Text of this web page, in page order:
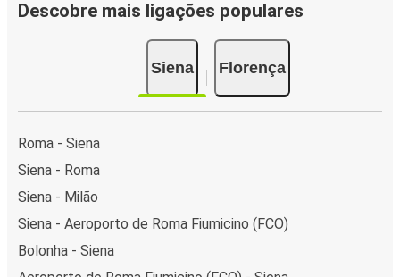
Descobre mais ligações populares
Siena Florença
Roma - Siena
Siena - Roma
Siena - Milão
Siena - Aeroporto de Roma Fiumicino (FCO)
Bolonha - Siena